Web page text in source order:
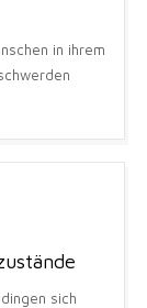
in ihrem
sich